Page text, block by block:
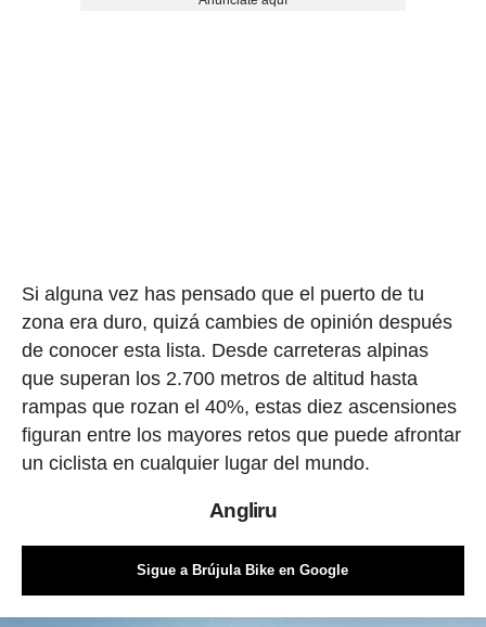
Si alguna vez has pensado que el puerto de tu
zona era duro, quizá cambies de opinión después
de conocer esta lista. Desde carreteras alpinas
que superan los 2.700 metros de altitud hasta
rampas que rozan el 40%, estas diez ascensiones
figuran entre los mayores retos que puede afrontar
un ciclista en cualquier lugar del mundo.
Angliru
Sigue a Brújula Bike en Google